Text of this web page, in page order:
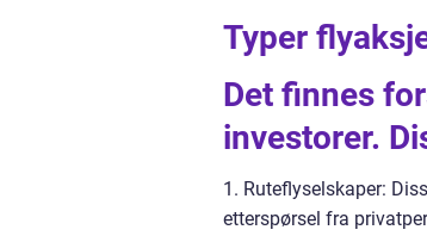
Typer
Det finnes
investorer.
1. Ruteflyselskaper:
etterspørsel fra